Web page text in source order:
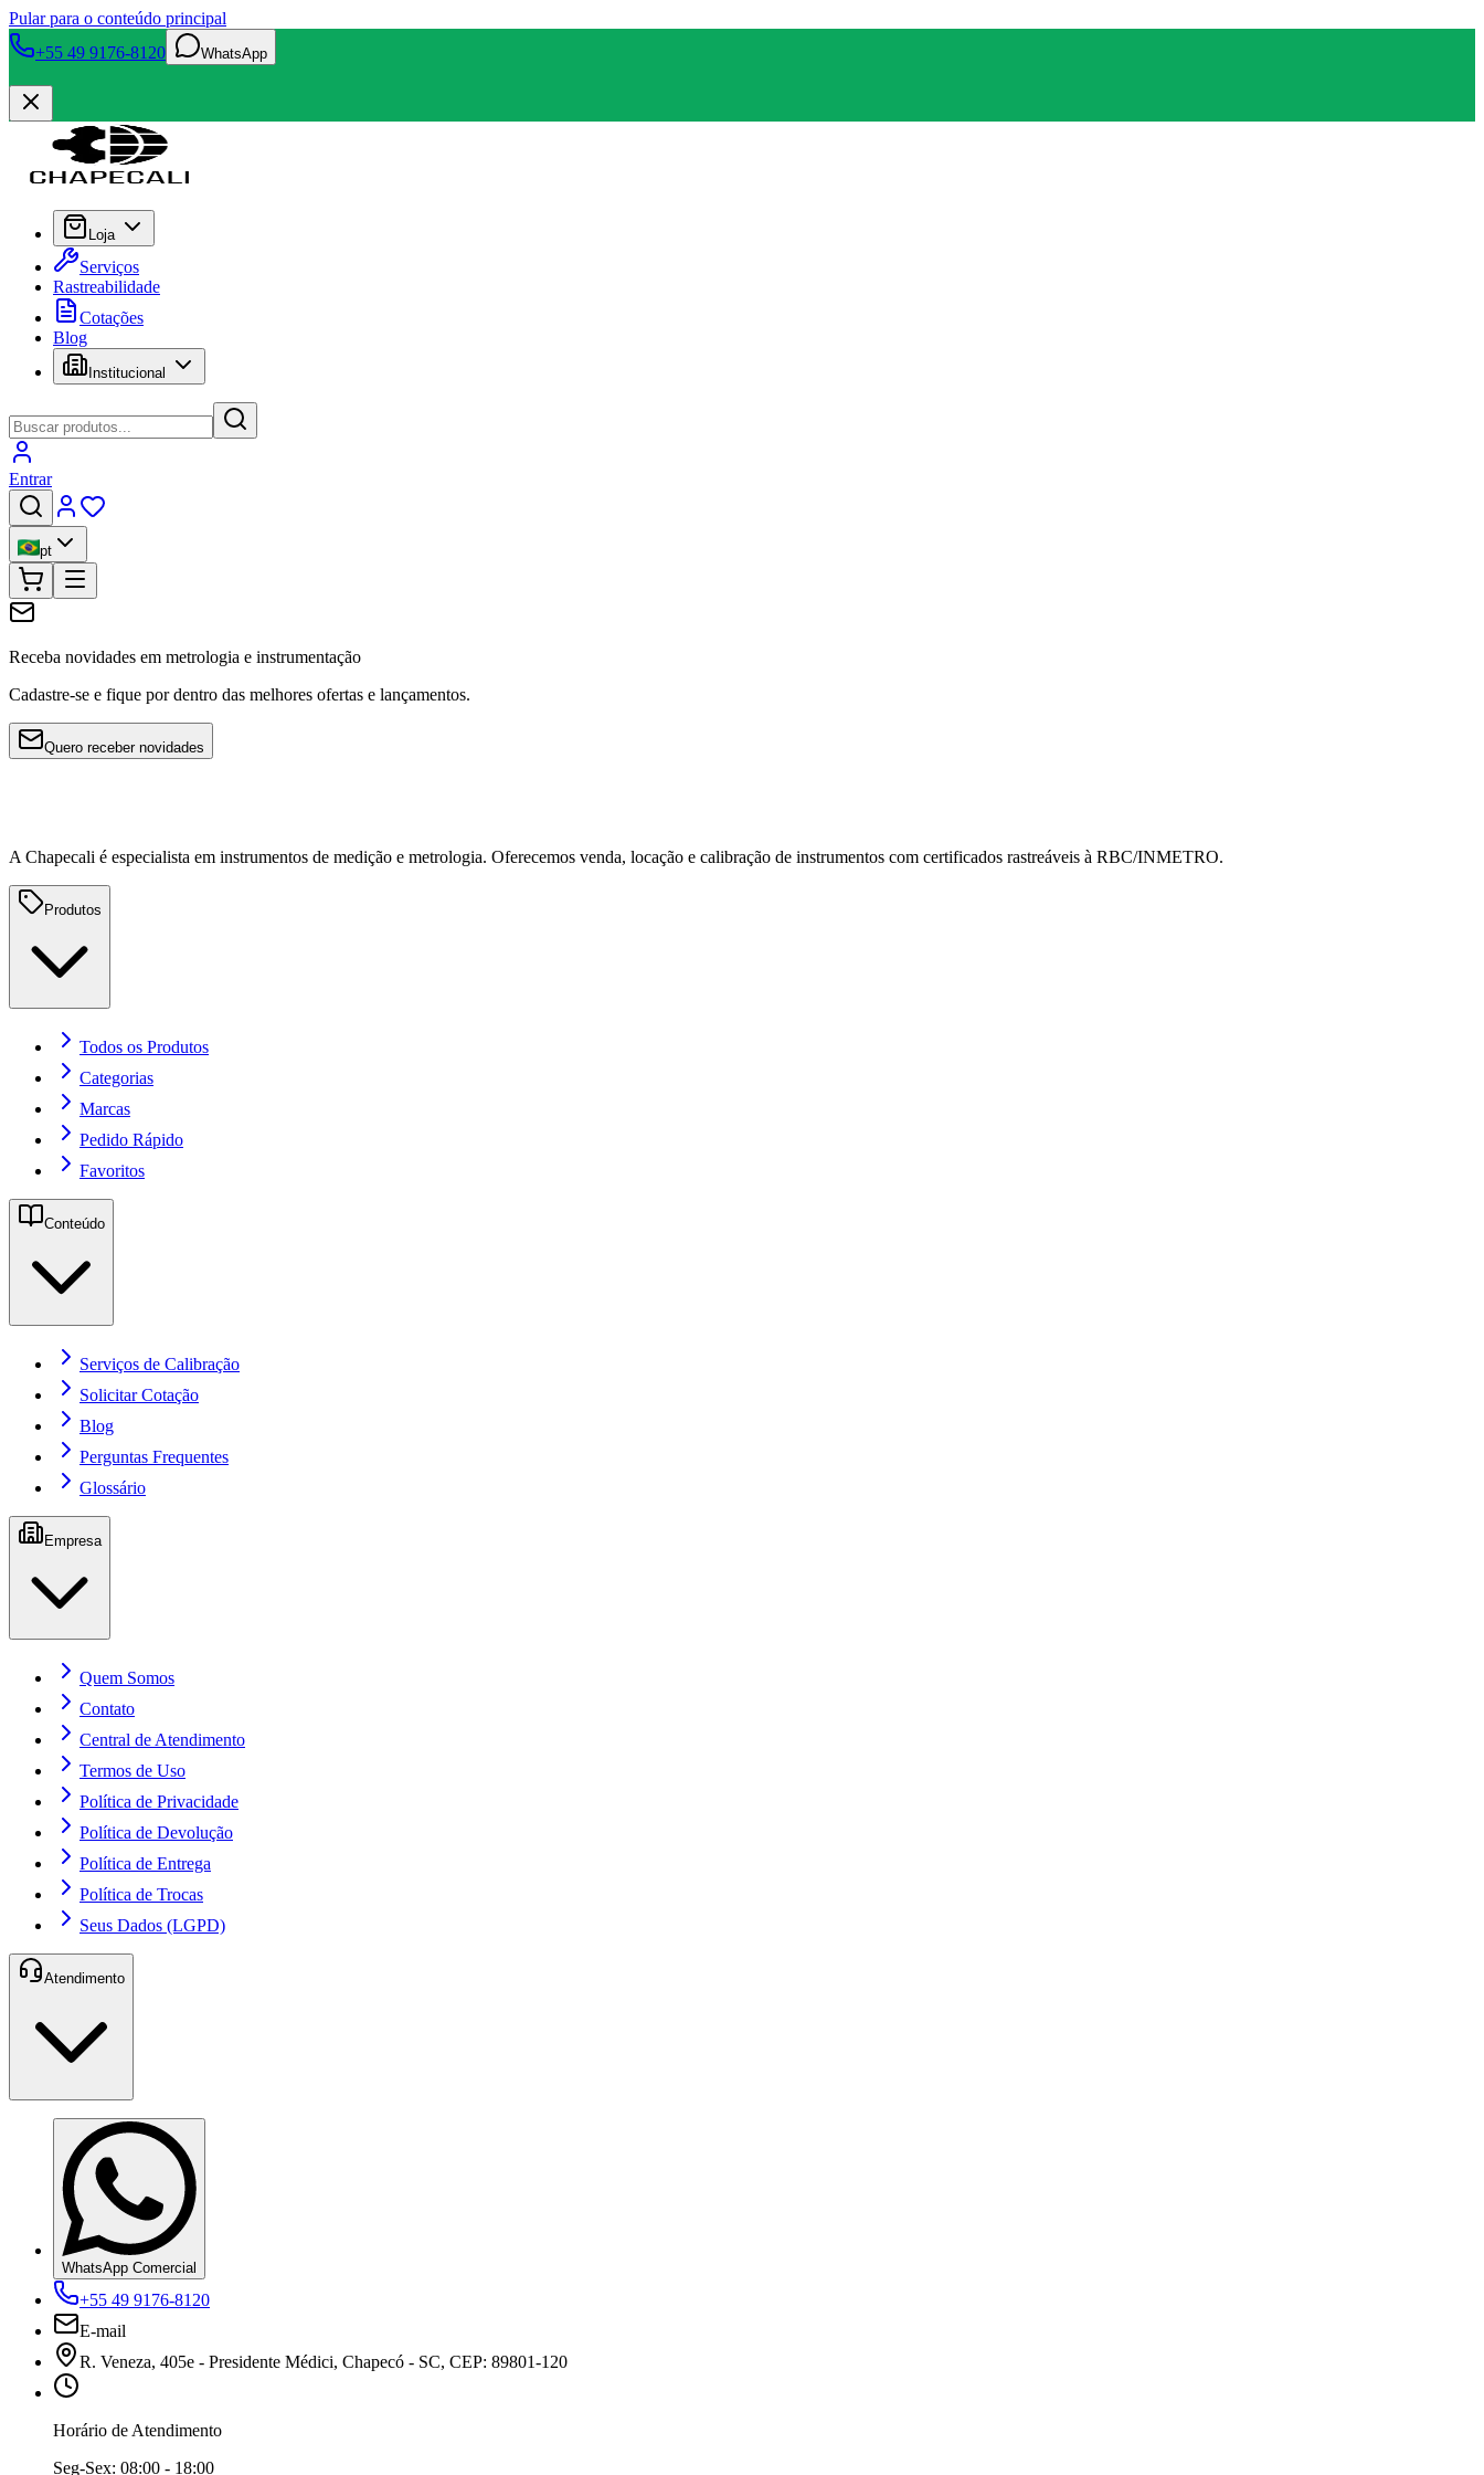
Pular para o conteúdo principal
+55 49 9176-8120
WhatsApp
Loja
Serviços
Rastreabilidade
Cotações
Blog
Institucional
Entrar
pt
Receba novidades em metrologia e instrumentação
Cadastre-se e fique por dentro das melhores ofertas e lançamentos.
Quero receber novidades
A Chapecali é especialista em instrumentos de medição e metrologia. Oferecemos venda, locação e calibração de instrumentos com certificados rastreáveis à RBC/INMETRO.
Produtos
Todos os Produtos
Categorias
Marcas
Pedido Rápido
Favoritos
Conteúdo
Serviços de Calibração
Solicitar Cotação
Blog
Perguntas Frequentes
Glossário
Empresa
Quem Somos
Contato
Central de Atendimento
Termos de Uso
Política de Privacidade
Política de Devolução
Política de Entrega
Política de Trocas
Seus Dados (LGPD)
Atendimento
WhatsApp Comercial
+55 49 9176-8120
E-mail
R. Veneza, 405e - Presidente Médici, Chapecó - SC, CEP: 89801-120
Horário de Atendimento
Seg-Sex: 08:00 - 18:00